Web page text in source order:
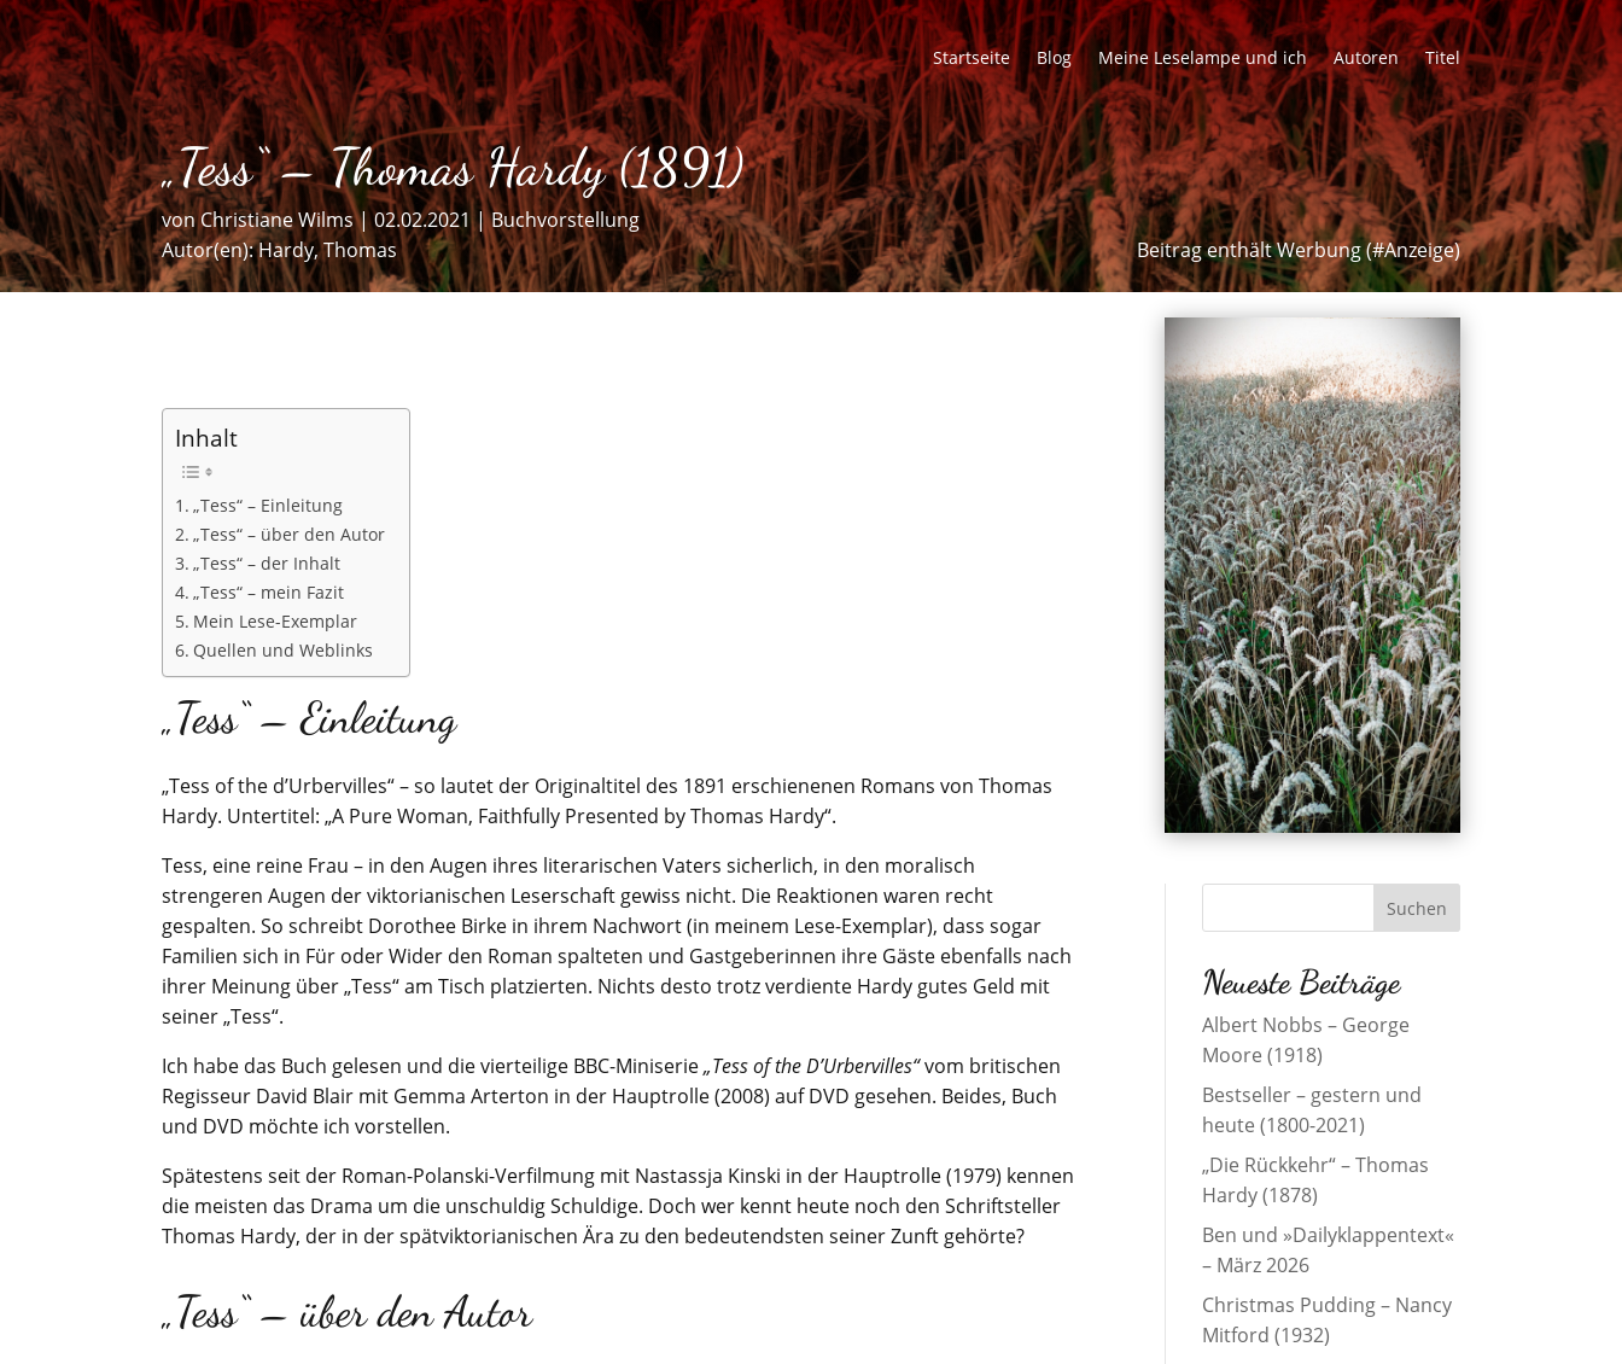
Startseite Blog Meine Leselampe und ich Autoren Titel
„Tess“ – Thomas Hardy (1891)
vonChristiane Wilms|02.02.2021|Buchvorstellung
Autor(en):Hardy, Thomas Beitrag enthält Werbung (#Anzeige)
Inhalt
„Tess“ – Einleitung
„Tess“ – über den Autor
„Tess“ – der Inhalt
„Tess“ – mein Fazit
Mein Lese-Exemplar
Quellen und Weblinks
„Tess“ – Einleitung
„Tess of the d’Urbervilles“ – so lautet der Originaltitel des 1891 erschienenen Romans von Thomas
Hardy. Untertitel: „A Pure Woman, Faithfully Presented by Thomas Hardy“.
Tess, eine reine Frau – in den Augen ihres literarischen Vaters sicherlich, in den moralisch
strengeren Augen der viktorianischen Leserschaft gewiss nicht. Die Reaktionen waren recht
gespalten. So schreibt Dorothee Birke in ihrem Nachwort (in meinem Lese-Exemplar), dass sogar
Familien sich in Für oder Wider den Roman spalteten und Gastgeberinnen ihre Gäste ebenfalls nach
ihrer Meinung über „Tess“ am Tisch platzierten. Nichts desto trotz verdiente Hardy gutes Geld mit
seiner „Tess“.
Ich habe das Buch gelesen und die vierteilige BBC-Miniserie„Tess of the D’Urbervilles“vom britischen
Regisseur David Blair mit Gemma Arterton in der Hauptrolle (2008) auf DVD gesehen. Beides, Buch
und DVD möchte ich vorstellen.
Spätestens seit der Roman-Polanski-Verfilmung mit Nastassja Kinski in der Hauptrolle (1979) kennen
die meisten das Drama um die unschuldig Schuldige. Doch wer kennt heute noch den Schriftsteller
Thomas Hardy, der in der spätviktorianischen Ära zu den bedeutendsten seiner Zunft gehörte?
„Tess“ – über den Autor
Neueste Beiträge
Albert Nobbs – George
Moore (1918)
Bestseller – gestern und
heute (1800-2021)
„Die Rückkehr“ – Thomas
Hardy (1878)
Ben und »Dailyklappentext«
– März 2026
Christmas Pudding – Nancy
Mitford (1932)